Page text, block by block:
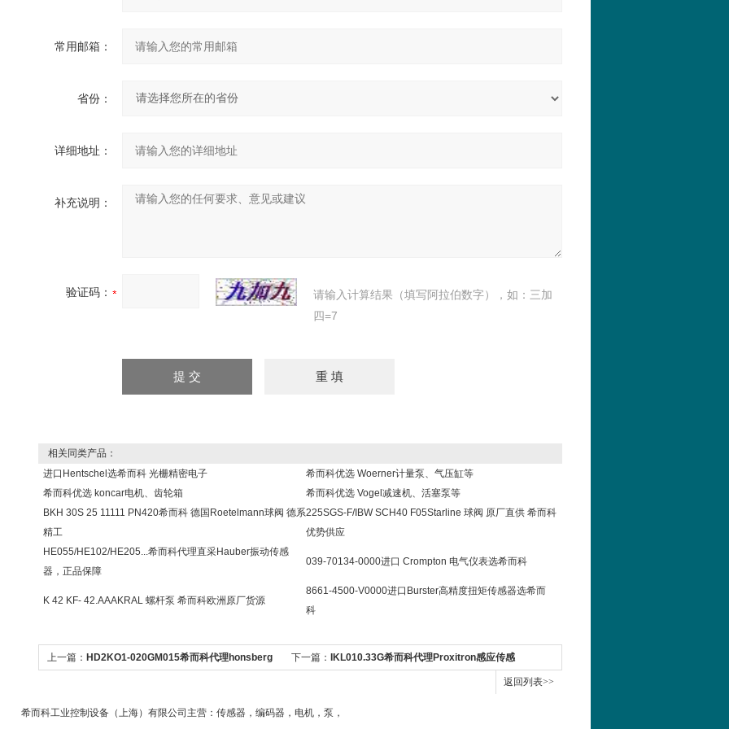
常用邮箱：
省份：
详细地址：
补充说明：
验证码：
请输入计算结果（填写阿拉伯数字），如：三加
四=7
相关同类产品：
进口Hentschel选希而科 光栅精密电子
希而科优选 Woerner计量泵、气压缸等
希而科优选 koncar电机、齿轮箱
希而科优选 Vogel减速机、活塞泵等
BKH 30S 25 11111 PN420希而科 德国Roetelmann球阀 德系
精工
225SGS-F/IBW SCH40 F05Starline 球阀 原厂直供 希而科
优势供应
HE055/HE102/HE205...希而科代理直采Hauber振动传感
器，正品保障
039-70134-0000进口 Crompton 电气仪表选希而科
K 42 KF- 42.AAAKRAL 螺杆泵 希而科欧洲原厂货源
8661-4500-V0000进口Burster高精度扭矩传感器选希而
科
上一篇： HD2KO1-020GM015希而科代理honsberg 下一篇： IKL010.33G希而科代理Proxitron感应传感
返回列表>>
希而科工业控制设备（上海）有限公司主营：传感器，编码器，电机，泵，